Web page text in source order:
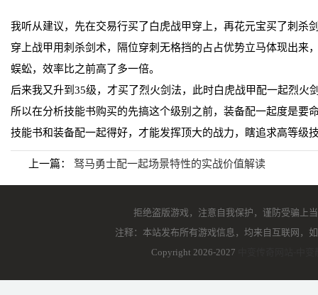
我听从建议，先在交易行买了白虎战甲穿上，再花元宝买了刺杀
穿上战甲用刺杀剑术，隔位穿刺无格挡的占占优势立马体现出来
蜈蚣，效率比之前高了多一倍。
后来我又升到35级，才买了烈火剑法，此时白虎战甲配一起烈火
所以在分析技能书购买的先搞这个级别之前，装备配一起度是要
技能书和装备配一起得好，才能发挥顶大的战力，瞎追求高等级
上一篇： 驽马勇士配一起场景特性的实战价值解读
拒绝盗版游戏，注意自我保护，谨防受骗上
注释：本站发布所有游戏信息，均来自互联网，
Copyright 2026-2027